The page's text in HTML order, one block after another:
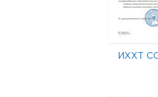
ИХХТ